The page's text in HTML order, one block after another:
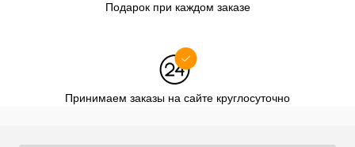
Подарок при каждом заказе
Принимаем заказы на сайте круглосуточно